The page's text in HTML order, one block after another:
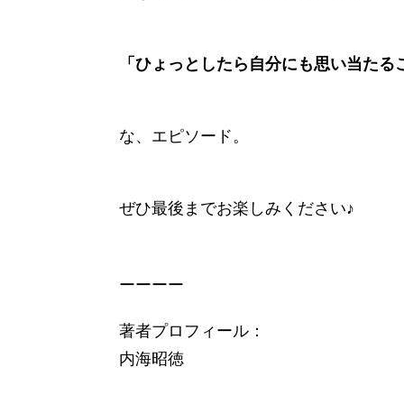
「ひょっとしたら自分にも思い当たる
な、エピソード。
ぜひ最後までお楽しみください♪
ーーーー
著者プロフィール：
内海昭徳